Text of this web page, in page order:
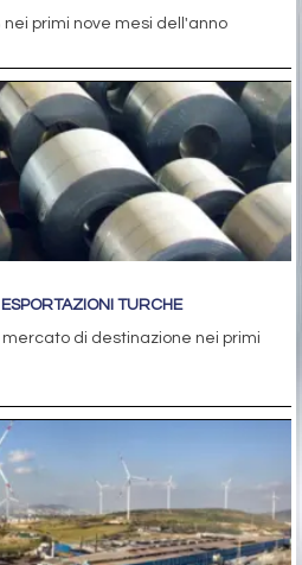
nei primi nove mesi dell'anno
TURCHE
di destinazione nei primi